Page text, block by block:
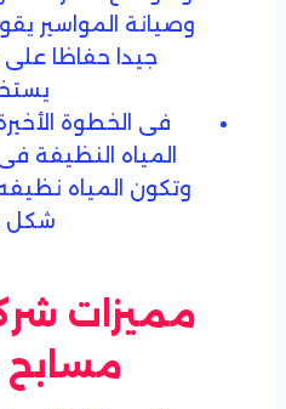
وصيانة المواسير
جيدا حفاظا على
فى الخطوة
المياه النظيفة
وتكون المياه
شكل
مميزات
مسابح